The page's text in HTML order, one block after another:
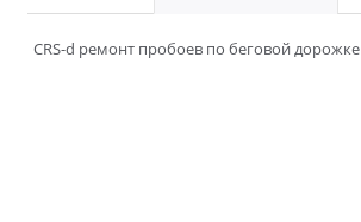
CRS-d ремонт пробоев по беговой дорожке